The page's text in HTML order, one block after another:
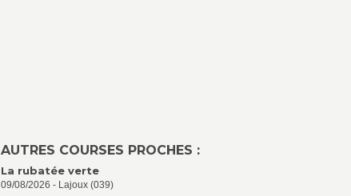
AUTRES COURSES PROCHES :
La rubatée verte
09/08/2026 - Lajoux (039)